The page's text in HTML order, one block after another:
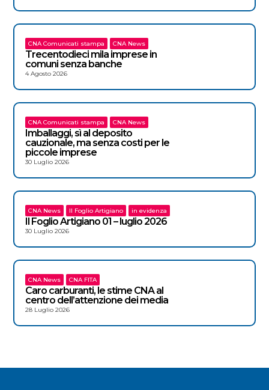
CNA Comunicati stampa CNA News
Trecentodieci mila imprese in
comuni senza banche
4 Agosto 2026
CNA Comunicati stampa CNA News
Imballaggi, sì al deposito
cauzionale, ma senza costi per le
piccole imprese
30 Luglio 2026
CNA News Il Foglio Artigiano in evidenza
Il Foglio Artigiano 01 – luglio 2026
30 Luglio 2026
CNA News CNA FITA
Caro carburanti, le stime CNA al
centro dell’attenzione dei media
28 Luglio 2026